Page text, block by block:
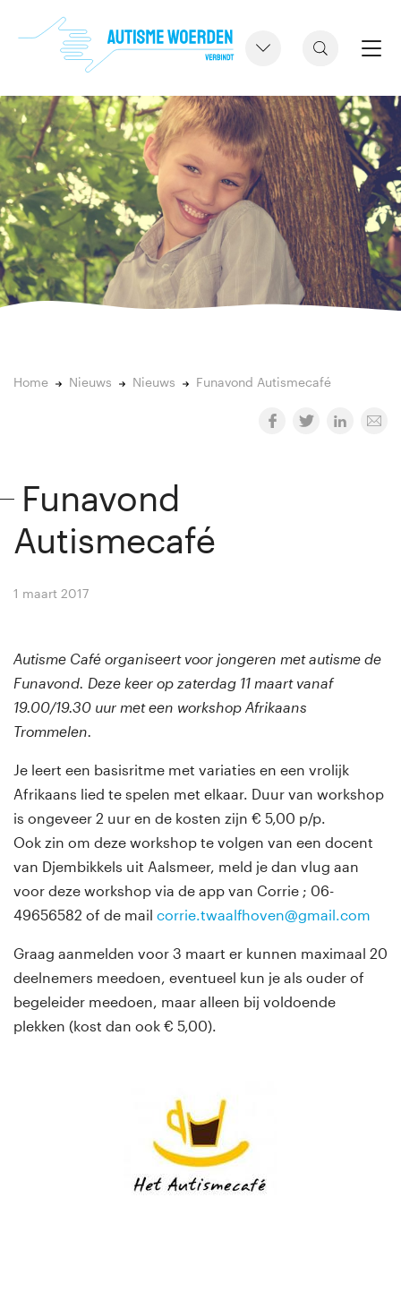
Home Nieuws Nieuws Funavond Autismecafé
Funavond
Autismecafé
1 maart 2017
Autisme Café organiseert voor jongeren met autisme de
Funavond. Deze keer op zaterdag 11 maart vanaf
19.00/19.30 uur met een workshop Afrikaans
Trommelen.
Je leert een basisritme met variaties en een vrolijk
Afrikaans lied te spelen met elkaar. Duur van workshop
is ongeveer 2 uur en de kosten zijn € 5,00 p/p.
Ook zin om deze workshop te volgen van een docent
van Djembikkels uit Aalsmeer, meld je dan vlug aan
voor deze workshop via de app van Corrie ; 06-
49656582 of de mail corrie.twaalfhoven@gmail.com
Graag aanmelden voor 3 maart er kunnen maximaal 20
deelnemers meedoen, eventueel kun je als ouder of
begeleider meedoen, maar alleen bij voldoende
plekken (kost dan ook € 5,00).